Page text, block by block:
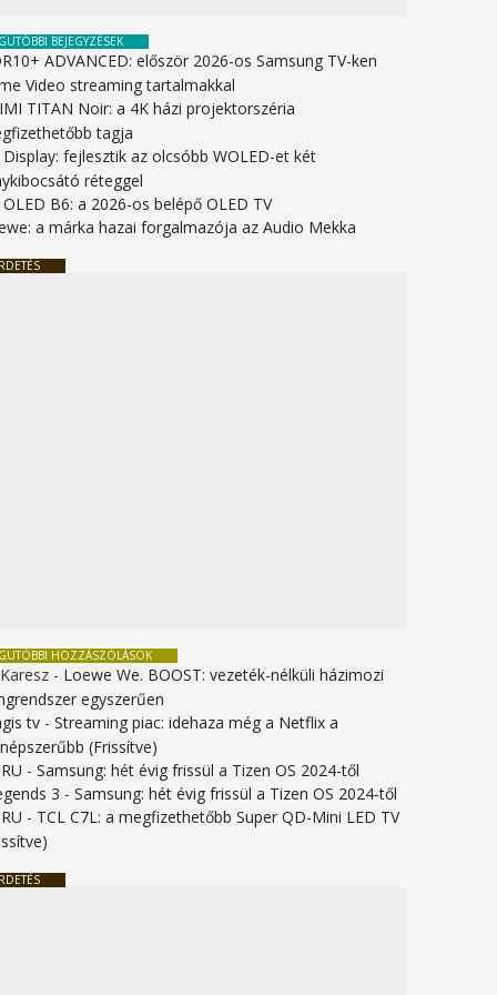
BEJEGYZÉSEK
ADVANCED: először 2026-os Samsung TV-ken
Video streaming tartalmakkal
TITAN Noir: a 4K házi projektorszéria
tagja
Display: fejlesztik az olcsóbb WOLED-et két
réteggel
OLED B6: a 2026-os belépő OLED TV
a márka hazai forgalmazója az Audio Mekka
HOZZÁSZÓLÁSOK
- Loewe We. BOOST: vezeték-nélküli házimozi
egyszerűen
tv -Streaming piac: idehaza még a Netflix a
(Frissítve)
-Samsung: hét évig frissül a Tizen OS 2024-től
3 -Samsung: hét évig frissül a Tizen OS 2024-től
- TCL C7L: a megfizethetőbb Super QD-Mini LED TV